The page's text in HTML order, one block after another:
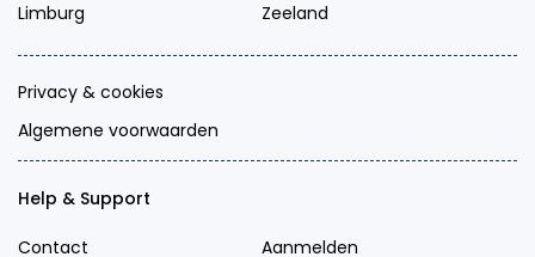
Limburg
Zeeland
Privacy & cookies
Algemene voorwaarden
Help & Support
Contact Aanmelden